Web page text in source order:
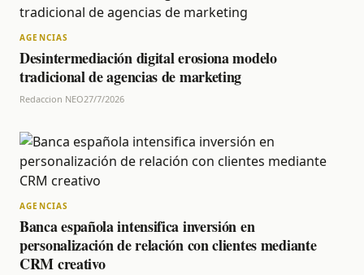
AGENCIAS
Desintermediación digital erosiona modelo
tradicional de agencias de marketing
Redaccion NEO27/7/2026
AGENCIAS
Banca española intensifica inversión en
personalización de relación con clientes mediante
CRM creativo